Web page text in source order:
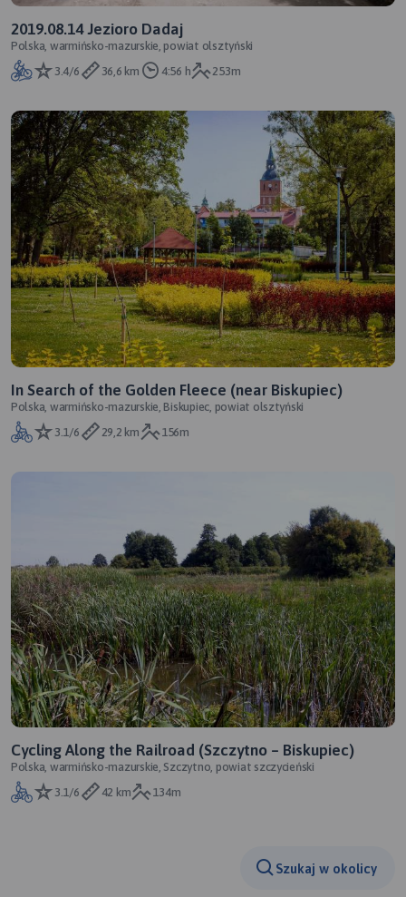
2019.08.14 Jezioro Dadaj
Polska, warmińsko-mazurskie, powiat olsztyński
3.4/6
36,6 km 4:56 h 253m
In Search of the Golden Fleece (near Biskupiec)
Polska, warmińsko-mazurskie, Biskupiec, powiat olsztyński
3.1/6
29,2 km 156m
Cycling Along the Railroad (Szczytno – Biskupiec)
Polska, warmińsko-mazurskie, Szczytno, powiat szczycieński
3.1/6
42 km 134m
Szukaj w okolicy